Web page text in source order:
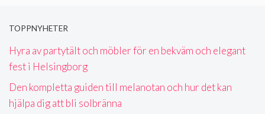
TOPPNYHETER
Hyra av partytält och möbler för en bekväm och elegant
fest i Helsingborg
Den kompletta guiden till melanotan och hur det kan
hjälpa dig att bli solbränna